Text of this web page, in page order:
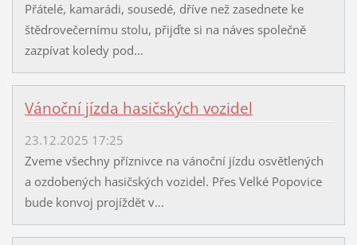
Přátelé, kamarádi, sousedé, dříve než zasednete ke
štědrovečernímu stolu, přijďte si na náves společně
zazpívat koledy pod...
Vánoční jízda hasičských vozidel
23.12.2025 17:25
Zveme všechny příznivce na vánoční jízdu osvětlených
a ozdobených hasičských vozidel. Přes Velké Popovice
bude konvoj projíždět v...